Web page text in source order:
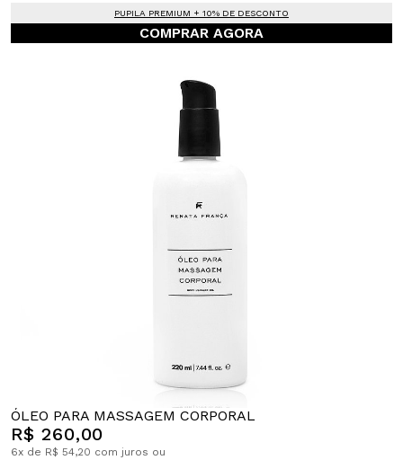
PUPILA PREMIUM + 10% DE DESCONTO
COMPRAR AGORA
ÓLEO PARA MASSAGEM CORPORAL
R$ 260,00
6x de R$ 54,20 com juros ou